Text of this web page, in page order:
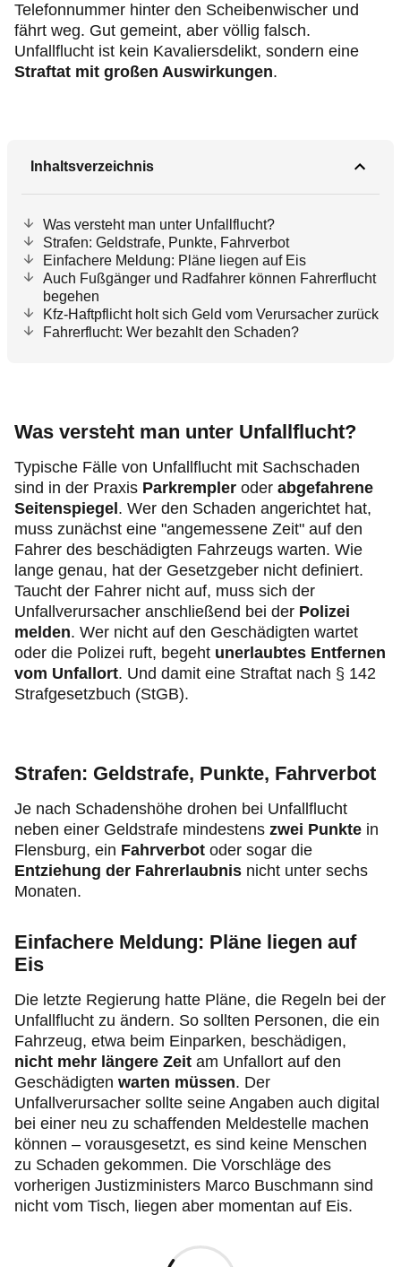
Telefonnummer hinter den Scheibenwischer und
fährt weg. Gut gemeint, aber völlig falsch.
Unfallflucht ist kein Kavaliersdelikt, sondern eine
Straftat mit großen Auswirkungen.
Inhaltsverzeichnis
Was versteht man unter Unfallflucht?
Strafen: Geldstrafe, Punkte, Fahrverbot
Einfachere Meldung: Pläne liegen auf Eis
Auch Fußgänger und Radfahrer können Fahrerflucht
begehen
Kfz-Haftpflicht holt sich Geld vom Verursacher zurück
Fahrerflucht: Wer bezahlt den Schaden?
Was versteht man unter Unfallflucht?
Typische Fälle von Unfallflucht mit Sachschaden
sind in der Praxis Parkrempler oder abgefahrene
Seitenspiegel . Wer den Schaden angerichtet hat,
muss zunächst eine "angemessene Zeit" auf den
Fahrer des beschädigten Fahrzeugs warten. Wie
lange genau, hat der Gesetzgeber nicht definiert.
Taucht der Fahrer nicht auf, muss sich der
Unfallverursacher anschließend bei der Polizei
melden. Wer nicht auf den Geschädigten wartet
oder die Polizei ruft, begeht unerlaubtes Entfernen
vom Unfallort. Und damit eine Straftat nach § 142
Strafgesetzbuch (StGB).
Strafen: Geldstrafe, Punkte, Fahrverbot
Je nach Schadenshöhe drohen bei Unfallflucht
neben einer Geldstrafe mindestens zwei Punkte in
Flensburg, ein Fahrverbot oder sogar die
Entziehung der Fahrerlaubnis nicht unter sechs
Monaten.
Einfachere Meldung: Pläne liegen auf
Eis
Die letzte Regierung hatte Pläne, die Regeln bei der
Unfallflucht zu ändern. So sollten Personen, die ein
Fahrzeug, etwa beim Einparken, beschädigen,
nicht mehr längere Zeit am Unfallort auf den
Geschädigten warten müssen. Der
Unfallverursacher sollte seine Angaben auch digital
bei einer neu zu schaffenden Meldestelle machen
können – vorausgesetzt, es sind keine Menschen
zu Schaden gekommen. Die Vorschläge des
vorherigen Justizministers Marco Buschmann sind
nicht vom Tisch, liegen aber momentan auf Eis.